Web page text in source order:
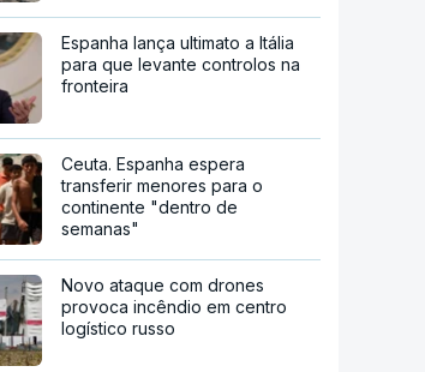
Espanha lança ultimato a Itália
para que levante controlos na
fronteira
Ceuta. Espanha espera
transferir menores para o
continente "dentro de
semanas"
Novo ataque com drones
provoca incêndio em centro
logístico russo